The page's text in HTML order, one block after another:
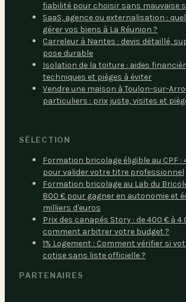
fiabilité pour choisir sans mauvaise
SaaS, agence ou externalisation :
gérer vos biens à La Réunion ?
Carreleur à Nantes : devis détaillé,
pose durable
Isolation de la toiture : aides
techniques et pièges à éviter
Vendre une maison à Toulon-sur-
particuliers : prix juste, visites et
SÉLECTION
Formation bricolage éligible au CPF :
pour valider votre titre professionnel
Formation bricolage au Lab du
800 € pour gagner en autonomie et
milliers d'euros
Prix des canapés Story : de 400 € à 4
comment arbitrer votre budget ?
1% Logement : Comment vérifier si
cotise sans liste officielle ?
PARTENAIRES